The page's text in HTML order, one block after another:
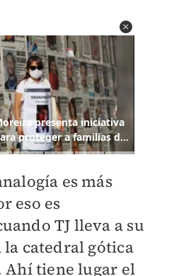
es más
eso es
TJ lleva a su
la catedral gótica
Ahí tiene lugar el